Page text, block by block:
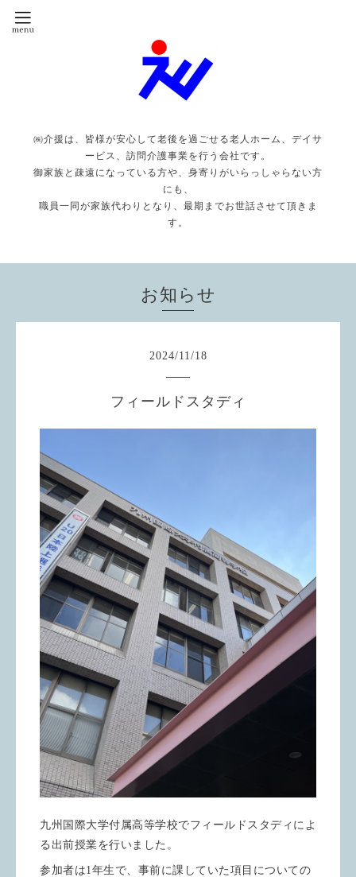
㈱介援は、皆様が安心して老後を過ごせる老人ホーム、デイサ
ービス、訪問介護事業を行う会社です。
御家族と疎遠になっている方や、身寄りがいらっしゃらない方
にも、
職員一同が家族代わりとなり、最期までお世話させて頂きま
す。
お知らせ
2024/11/18
フィールドスタディ
九州国際大学付属高等学校でフィールドスタディによ
る出前授業を行いました。
参加者は1年生で、事前に課していた項目についての